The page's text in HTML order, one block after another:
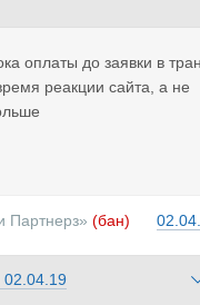
оплаты до заявки в
реакции сайта, а не
(бан)
02.04.19